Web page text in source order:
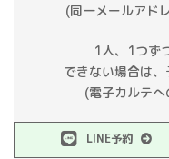
(同一メールアド
1人、1つず
できない場合は
(電子カルテ
LINE予約